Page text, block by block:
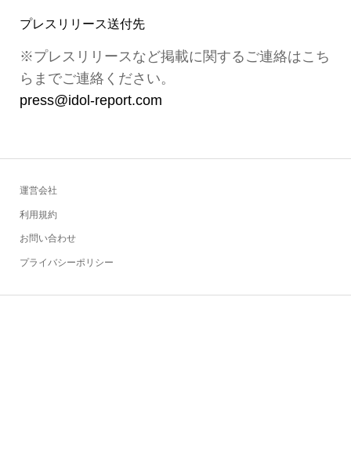
プレスリリース送付先
※プレスリリースなど掲載に関するご連絡はこち
らまでご連絡ください。
press@idol-report.com
運営会社
利用規約
お問い合わせ
プライバシーポリシー